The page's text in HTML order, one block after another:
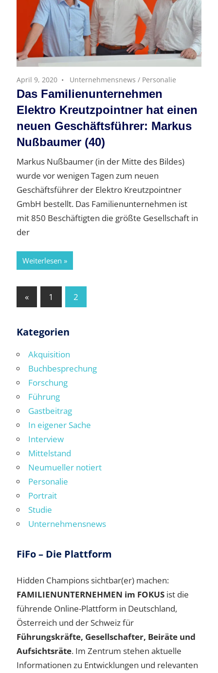
April 9, 2020 Unternehmensnews / Personalie
Das Familienunternehmen
Elektro Kreutzpointner hat einen
neuen Geschäftsführer: Markus
Nußbaumer (40)
Markus Nußbaumer (in der Mitte des Bildes)
wurde vor wenigen Tagen zum neuen
Geschäftsführer der Elektro Kreutzpointner
GmbH bestellt. Das Familienunternehmen ist
mit 850 Beschäftigten die größte Gesellschaft in
der
Weiterlesen
Seitennummerierung
Beiträge
«Vorherige
Beiträge
1 2
Kategorien
Akquisition
Buchbesprechung
Forschung
Führung
Gastbeitrag
In eigener Sache
Interview
Mittelstand
Neumueller notiert
Personalie
Portrait
Studie
Unternehmensnews
FiFo – Die Plattform
Hidden Champions sichtbar(er) machen:
FAMILIENUNTERNEHMEN im FOKUS ist die
führende Online-Plattform in Deutschland,
Österreich und der Schweiz für
Führungskräfte, Gesellschafter, Beiräte und
Aufsichtsräte. Im Zentrum stehen aktuelle
Informationen zu Entwicklungen und relevanten